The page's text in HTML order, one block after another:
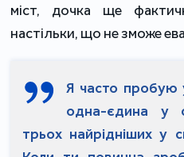
міст, дочка ще
настільки, що не зможе
Я часто пробую
одна-єдина у
трьох найрідніших у